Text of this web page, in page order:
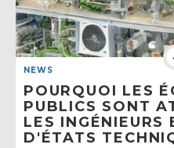
NEWS
POURQUOI LES
PUBLICS SONT
LES INGÉNIEURS
D'ÉTATS